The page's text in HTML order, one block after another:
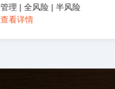
管理 | 全风险 | 半风险
查看详情